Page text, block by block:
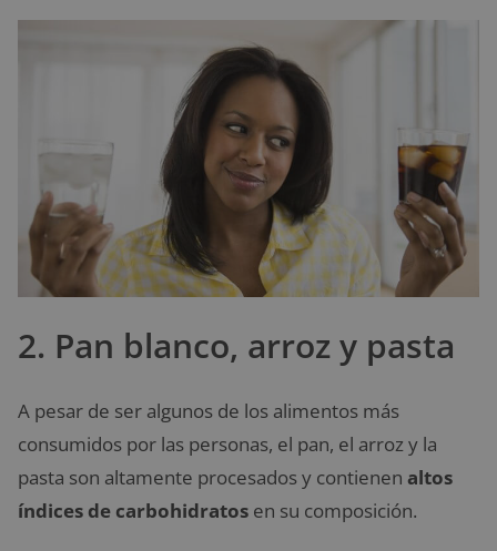
2. Pan blanco, arroz y pasta
A pesar de ser algunos de los alimentos más
consumidos por las personas, el pan, el arroz y la
pasta son altamente procesados y contienen altos
índices de carbohidratos en su composición.